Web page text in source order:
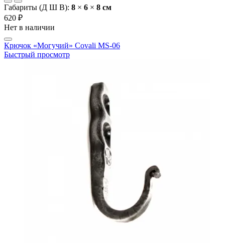
Габариты (Д Ш В): 8 × 6 × 8 cм
620 ₽
Нет в наличии
Крючок «Могучий» Covali MS-06
Быстрый просмотр